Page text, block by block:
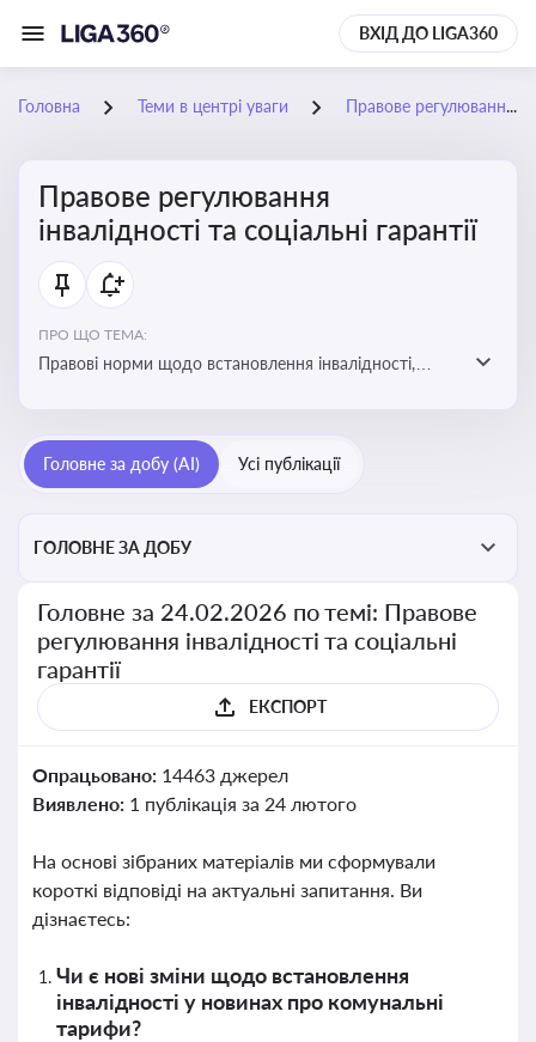
ВХІД ДО LIGA360
Головна Теми в центрі уваги Правове регулювання інвалідності та соціальні гарантії
Правове регулювання
інвалідності та соціальні гарантії
ПРО ЩО ТЕМА:
Правові норми щодо встановлення інвалідності,
Головне за добу (AI) Усі публікації
ГОЛОВНЕ ЗА ДОБУ
Головне за 24.02.2026 по темі: Правове
регулювання інвалідності та соціальні
гарантії
ЕКСПОРТ
Опрацьовано: 14463 джерел
Виявлено: 1 публікація за 24 лютого
На основі зібраних матеріалів ми сформували
короткі відповіді на актуальні запитання. Ви
дізнаєтесь:
Чи є нові зміни щодо встановлення
інвалідності у новинах про комунальні
тарифи?